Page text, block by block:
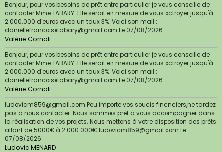
Bonjour, pour vos besoins de prêt entre particulier je vous conseille de
contacter Mme TABARY. Elle serait en mesure de vous octroyer jusqu'à
2.000.000 d'euros avec un taux 3%. Voici son mail :
daniellefrancoisetabary@gmail.com Le 07/08/2026
Valérie Cornali
Bonjour, pour vos besoins de prêt entre particulier je vous conseille de
contacter Mme TABARY. Elle serait en mesure de vous octroyer jusqu'à
2.000.000 d'euros avec un taux 3%. Voici son mail :
daniellefrancoisetabary@gmail.com Le 07/08/2026
Valérie Cornali
ludovicm859@gmail.com Peu importe vos soucis financiers,ne tardez
pas à nous contacter. Nous sommes prêt à vous accompagner dans
la réalisation de vos projets. Nous mettons à votre disposition des prêts
allant de 5000€ à 2.000.000€ ludovicm859@gmail.com Le
07/08/2026
Ludovic MENARD